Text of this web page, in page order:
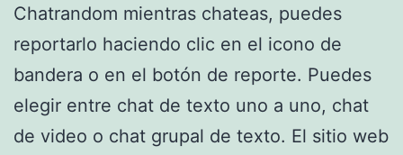
Chatrandom mientras chateas, puedes
reportarlo haciendo clic en el icono de
bandera o en el botón de reporte. Puedes
elegir entre chat de texto uno a uno, chat
de video o chat grupal de texto. El sitio web